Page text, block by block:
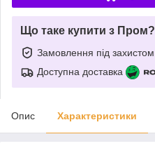
Що таке купити з Пром?
Замовлення під захистом
Доступна доставка
Опис Характеристики